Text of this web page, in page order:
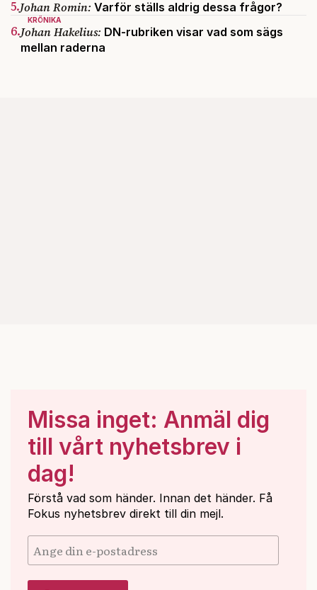
5.Johan Romin: Varför ställs aldrig dessa frågor?
KRÖNIKA
6.Johan Hakelius: DN-rubriken visar vad som sägs
mellan raderna
Missa inget: Anmäl dig
till vårt nyhetsbrev i
dag!
Förstå vad som händer. Innan det händer. Få
Fokus nyhetsbrev direkt till din mejl.